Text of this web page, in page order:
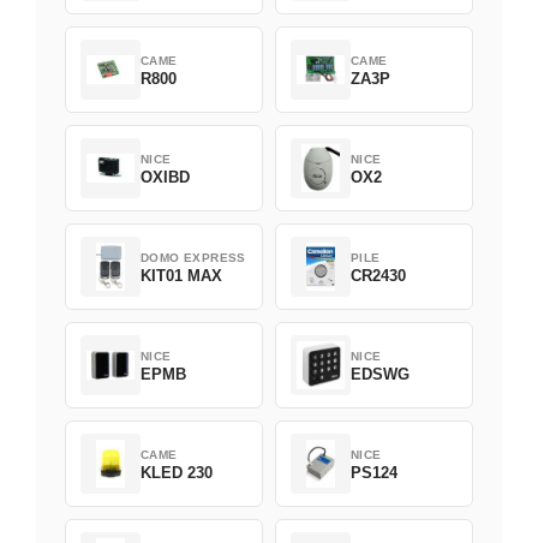
CAME
R800
CAME
ZA3P
NICE
OXIBD
NICE
OX2
DOMO EXPRESS
KIT01 MAX
PILE
CR2430
NICE
EPMB
NICE
EDSWG
CAME
KLED 230
NICE
PS124